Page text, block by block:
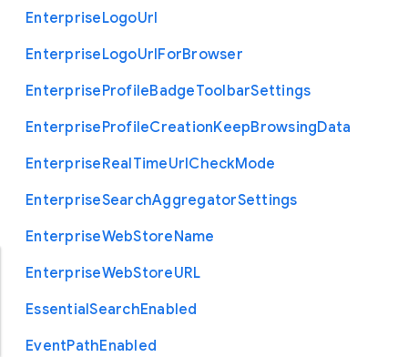
EnterpriseLogoUrl
EnterpriseLogoUrlForBrowser
EnterpriseProfileBadgeToolbarSettings
EnterpriseProfileCreationKeepBrowsingData
EnterpriseRealTimeUrlCheckMode
EnterpriseSearchAggregatorSettings
EnterpriseWebStoreName
EnterpriseWebStoreURL
EssentialSearchEnabled
EventPathEnabled